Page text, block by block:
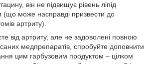
він не підвищує рівень ліпід
(що може насправді призвести до
артриту).
від артриту, але не задоволені повною
медпрепаратів, спробуйте доповнити
цим гарбузовим продуктом – цілком